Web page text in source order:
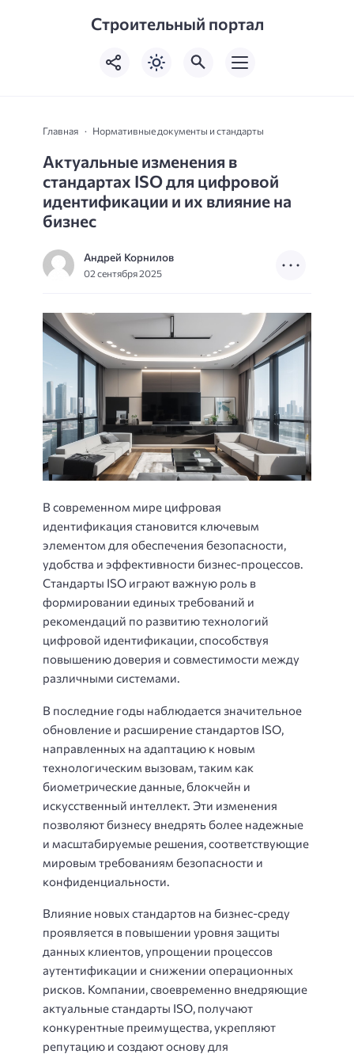
Строительный портал
Главная Нормативные документы и стандарты
Актуальные изменения в
стандартах ISO для цифровой
идентификации и их влияние на
бизнес
Андрей Корнилов
02 сентября 2025
В современном мире цифровая
идентификация становится ключевым
элементом для обеспечения безопасности,
удобства и эффективности бизнес-процессов.
Стандарты ISO играют важную роль в
формировании единых требований и
рекомендаций по развитию технологий
цифровой идентификации, способствуя
повышению доверия и совместимости между
различными системами.
В последние годы наблюдается значительное
обновление и расширение стандартов ISO,
направленных на адаптацию к новым
технологическим вызовам, таким как
биометрические данные, блокчейн и
искусственный интеллект. Эти изменения
позволяют бизнесу внедрять более надежные
и масштабируемые решения, соответствующие
мировым требованиям безопасности и
конфиденциальности.
Влияние новых стандартов на бизнес-среду
проявляется в повышении уровня защиты
данных клиентов, упрощении процессов
аутентификации и снижении операционных
рисков. Компании, своевременно внедряющие
актуальные стандарты ISO, получают
конкурентные преимущества, укрепляют
репутацию и создают основу для